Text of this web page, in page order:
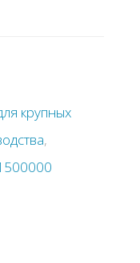
крупных
,